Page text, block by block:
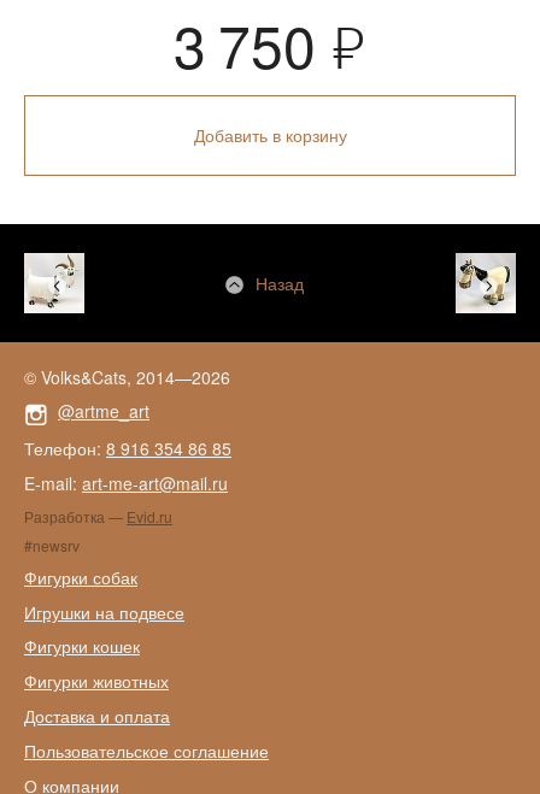
3 750 Я
Добавить в корзину
Назад
© Volks&Cats, 2014—2026
@artme_art
Телефон: 8 916 354 86 85
E-mail: art-me-art@mail.ru
Разработка — Evid.ru
#newsrv
Фигурки собак
Игрушки на подвесе
Фигурки кошек
Фигурки животных
Доставка и оплата
Пользовательское соглашение
О компании